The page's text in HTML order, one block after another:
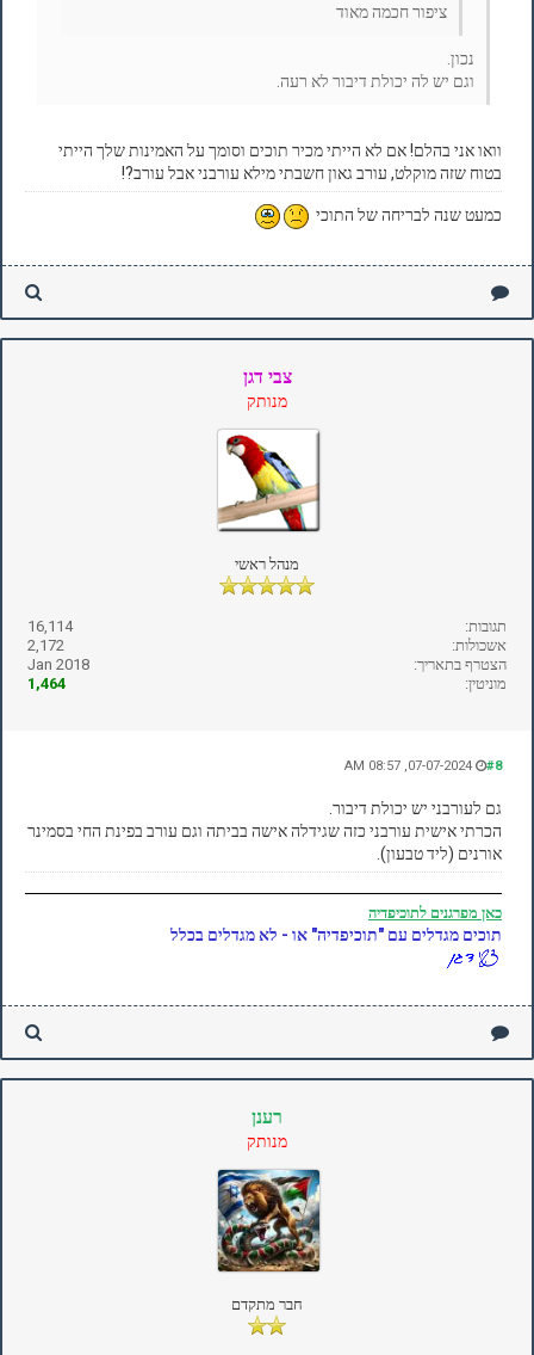
ציפור חכמה מאוד
נכון.
וגם יש לה יכולת דיבור לא רעה.
וואו אני בהלם! אם לא הייתי מכיר תוכים וסומך על האמינות שלך הייתי
בטוח שזה מוקלט, עורב גאון חשבתי מילא עורבני אבל עורב?!
כמעט שנה לבריחה של התוכי
צבי דגן
מנותק
מנהל ראשי
תגובות:
16,114
אשכולות:
2,172
הצטרף בתאריך:
Jan 2018
מוניטין:
1,464
#8
גם לעורבני יש יכולת דיבור.
הכרתי אישית עורבני כזה שגידלה אישה בביתה וגם עורב בפינת החי בסמינר
אורנים (ליד טבעון).
כאן מפרגנים לתוכיפדיה
תוכים מגדלים עם "תוכיפדיה" או - לא מגדלים בכלל
רענן
מנותק
חבר מתקדם